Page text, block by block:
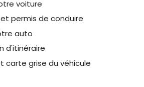
voiture
permis de conduire
auto
d'itinéraire
carte grise du véhicule